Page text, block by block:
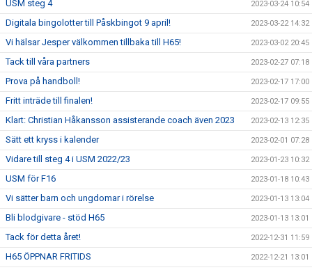
USM steg 4 2023-03-24 10:54
Digitala bingolotter till Påskbingot 9 april! 2023-03-22 14:32
Vi hälsar Jesper välkommen tillbaka till H65! 2023-03-02 20:45
Tack till våra partners 2023-02-27 07:18
Prova på handboll! 2023-02-17 17:00
Fritt inträde till finalen! 2023-02-17 09:55
Klart: Christian Håkansson assisterande coach även 2023 2023-02-13 12:35
Sätt ett kryss i kalender 2023-02-01 07:28
Vidare till steg 4 i USM 2022/23 2023-01-23 10:32
USM för F16 2023-01-18 10:43
Vi sätter barn och ungdomar i rörelse 2023-01-13 13:04
Bli blodgivare - stöd H65 2023-01-13 13:01
Tack för detta året! 2022-12-31 11:59
H65 ÖPPNAR FRITIDS 2022-12-21 13:01